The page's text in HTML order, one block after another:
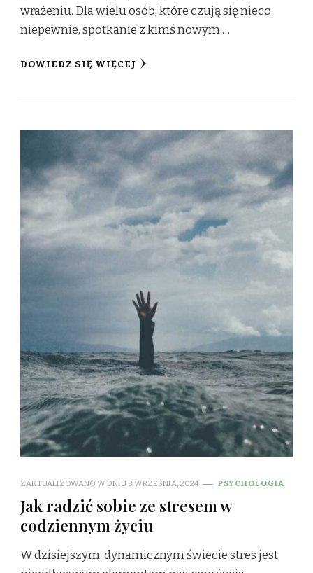
wrażeniu. Dla wielu osób, które czują się nieco
niepewnie, spotkanie z kimś nowym …
DOWIEDZ SIĘ WIĘCEJ
ZAKTUALIZOWANO W DNIU 8 WRZEŚNIA, 2024 PSYCHOLOGIA
Jak radzić sobie ze stresem w
codziennym życiu
W dzisiejszym, dynamicznym świecie stres jest